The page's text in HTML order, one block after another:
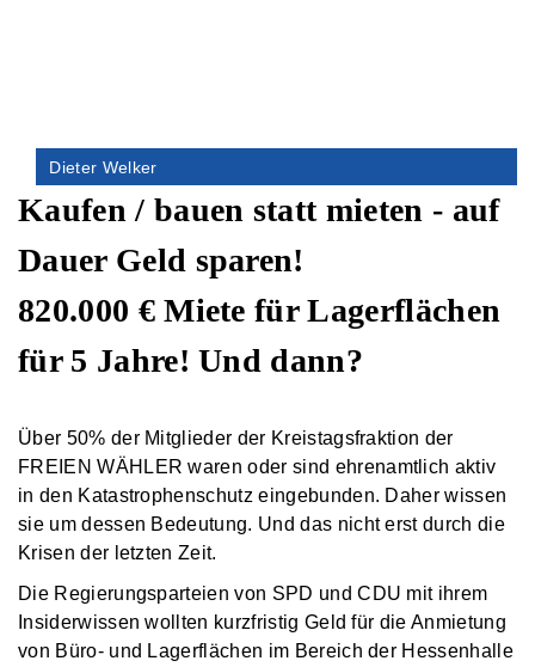
Dieter Welker
Kaufen / bauen statt mieten - auf
Dauer Geld sparen!
820.000 € Miete für Lagerflächen
für 5 Jahre! Und dann?
Über 50% der Mitglieder der Kreistagsfraktion der
FREIEN WÄHLER waren oder sind ehrenamtlich aktiv
in den Katastrophenschutz eingebunden. Daher wissen
sie um dessen Bedeutung. Und das nicht erst durch die
Krisen der letzten Zeit.
Die Regierungsparteien von SPD und CDU mit ihrem
Insiderwissen wollten kurzfristig Geld für die Anmietung
von Büro- und Lagerflächen im Bereich der Hessenhalle